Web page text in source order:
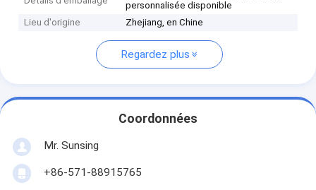
personnalisée disponible
Lieu d'origine
Zhejiang, en Chine
Regardez plus
Coordonnées
Mr. Sunsing
+86-571-88915765